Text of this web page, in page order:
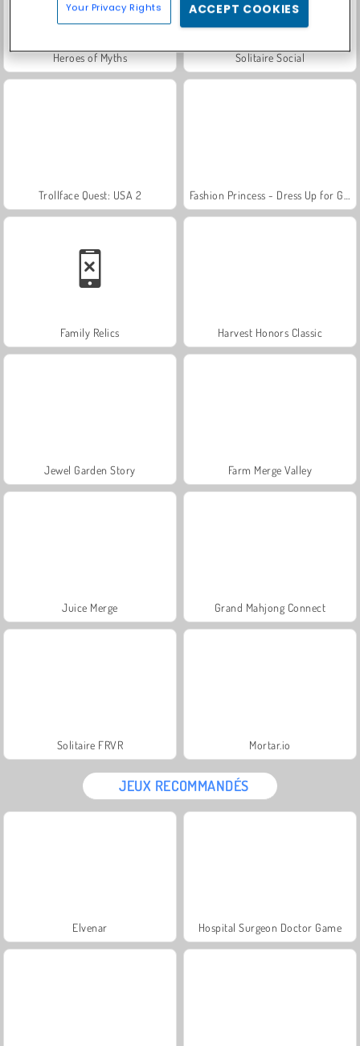
Heroes of Myths Solitaire Social
Trollface Quest: USA 2
Family Relics Harvest Honors Classic
Jewel Garden Story Farm Merge Valley
Juice Merge Grand Mahjong Connect
Solitaire FRVR Mortar.io
JEUX RECOMMANDÉS
Elvenar Hospital Surgeon Doctor Game
Your Privacy Rights ACCEPT COOKIES